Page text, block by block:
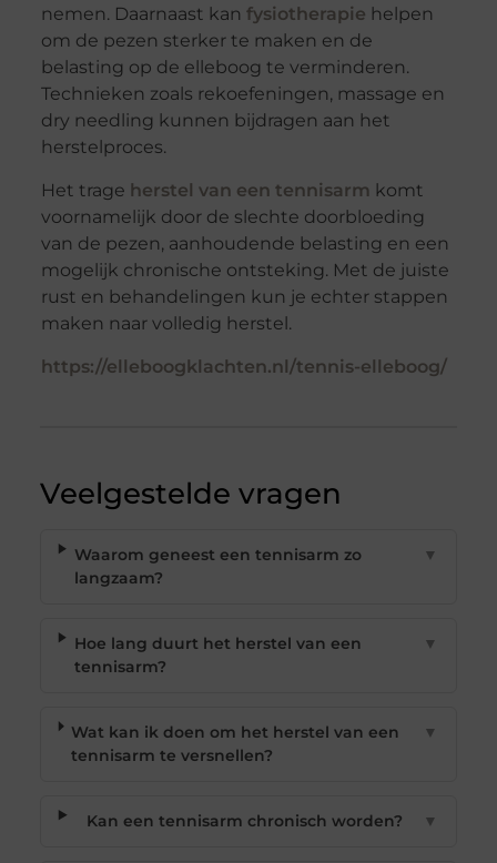
nemen. Daarnaast kan fysiotherapie helpen
om de pezen sterker te maken en de
belasting op de elleboog te verminderen.
Technieken zoals rekoefeningen, massage en
dry needling kunnen bijdragen aan het
herstelproces.
Het trage herstel van een tennisarm komt
voornamelijk door de slechte doorbloeding
van de pezen, aanhoudende belasting en een
mogelijk chronische ontsteking. Met de juiste
rust en behandelingen kun je echter stappen
maken naar volledig herstel.
https://elleboogklachten.nl/tennis-elleboog/
Veelgestelde vragen
Waarom geneest een tennisarm zo
langzaam?
▼
Hoe lang duurt het herstel van een
tennisarm?
▼
Wat kan ik doen om het herstel van een
tennisarm te versnellen?
▼
Kan een tennisarm chronisch worden? ▼